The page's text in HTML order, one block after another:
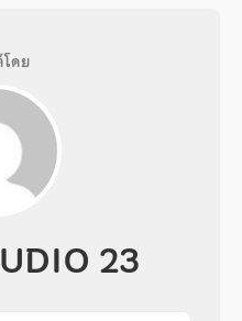
ดย
23